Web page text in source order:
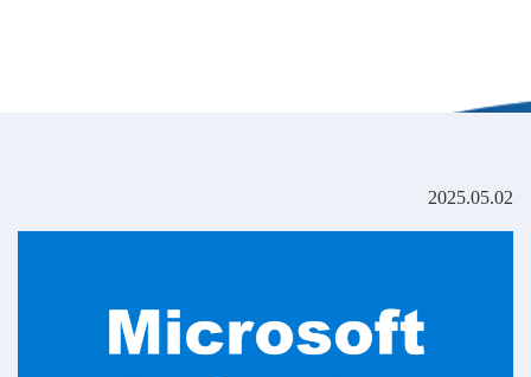
2025.05.02